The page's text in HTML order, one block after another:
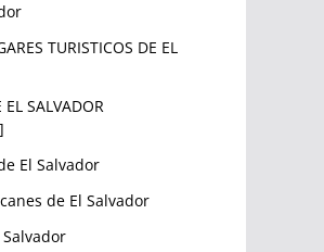
TURISTICOS DE EL
SALVADOR
El Salvador
de El Salvador